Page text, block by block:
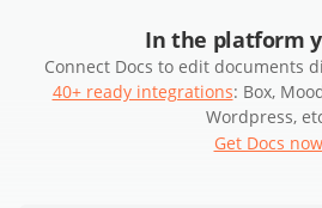
In the platform
Connect Docs to edit documents
40+ ready integrations: Box,
Wordpress,
Get Docs now